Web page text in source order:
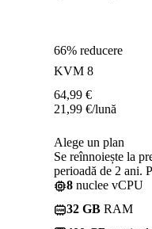
66% reducere
KVM 8
64,99 €
21,99 €/lună
Alege un plan
Se reînnoiește la
perioadă de 2 ani.
8 nuclee vCPU
32 GB RAM